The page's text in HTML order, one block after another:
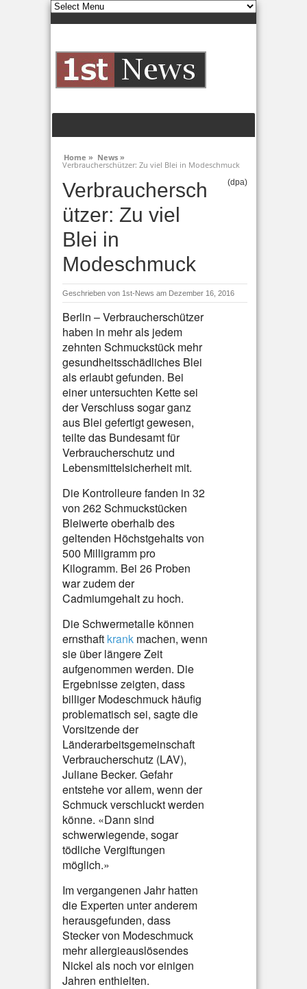
Home » News »
Verbraucherschützer: Zu viel Blei in Modeschmuck
Verbrauchersch
ützer: Zu viel
Blei in
Modeschmuck
(dpa)
Geschrieben von 1st-News am Dezember 16, 2016
Berlin – Verbraucherschützer
haben in mehr als jedem
zehnten Schmuckstück mehr
gesundheitsschädliches Blei
als erlaubt gefunden. Bei
einer untersuchten Kette sei
der Verschluss sogar ganz
aus Blei gefertigt gewesen,
teilte das Bundesamt für
Verbraucherschutz und
Lebensmittelsicherheit mit.
Die Kontrolleure fanden in 32
von 262 Schmuckstücken
Bleiwerte oberhalb des
geltenden Höchstgehalts von
500 Milligramm pro
Kilogramm. Bei 26 Proben
war zudem der
Cadmiumgehalt zu hoch.
Die Schwermetalle können
ernsthaft krank machen, wenn
sie über längere Zeit
aufgenommen werden. Die
Ergebnisse zeigten, dass
billiger Modeschmuck häufig
problematisch sei, sagte die
Vorsitzende der
Länderarbeitsgemeinschaft
Verbraucherschutz (LAV),
Juliane Becker. Gefahr
entstehe vor allem, wenn der
Schmuck verschluckt werden
könne. «Dann sind
schwerwiegende, sogar
tödliche Vergiftungen
möglich.»
Im vergangenen Jahr hatten
die Experten unter anderem
herausgefunden, dass
Stecker von Modeschmuck
mehr allergieauslösendes
Nickel als noch vor einigen
Jahren enthielten.